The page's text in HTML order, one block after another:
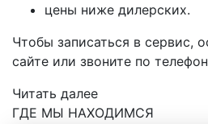
цены ниже дилерских.
Чтобы записаться в сервис,
сайте или звоните по
Читать далее
ГДЕ МЫ НАХОДИМСЯ